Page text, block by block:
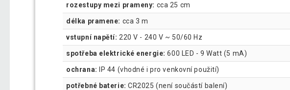
rozestupy mezi prameny: cca 25 cm
délka pramene: cca 3 m
vstupní napětí: 220 V - 240 V ~ 50/60 Hz
spotřeba elektrické energie: 600 LED - 9 Watt (5 mA)
ochrana: IP 44 (vhodné i pro venkovní použití)
potřebné baterie: CR2025 (není součástí balení)